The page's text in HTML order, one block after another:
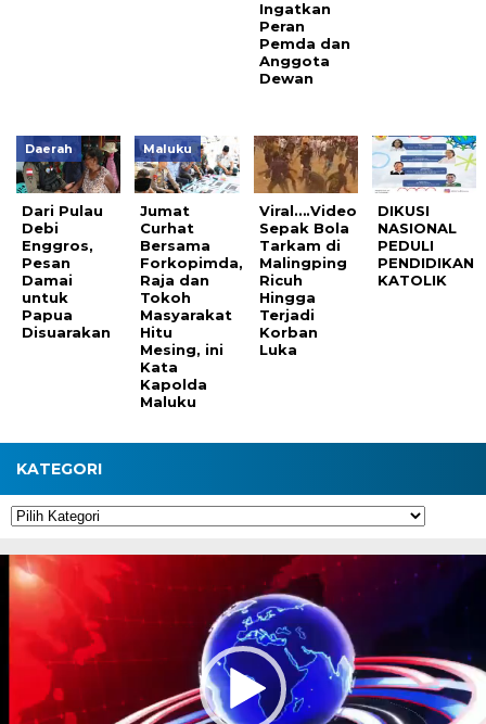
Ingatkan
Peran
Pemda dan
Anggota
Dewan
Daerah
Dari Pulau
Debi
Enggros,
Pesan
Damai
untuk
Papua
Disuarakan
Maluku
Jumat
Curhat
Bersama
Forkopimda,
Raja dan
Tokoh
Masyarakat
Hitu
Mesing, ini
Kata
Kapolda
Maluku
Viral….Video
Sepak Bola
Tarkam di
Malingping
Ricuh
Hingga
Terjadi
Korban
Luka
DIKUSI
NASIONAL
PEDULI
PENDIDIKAN
KATOLIK
KATEGORI
Kategori
Pemutar
Video